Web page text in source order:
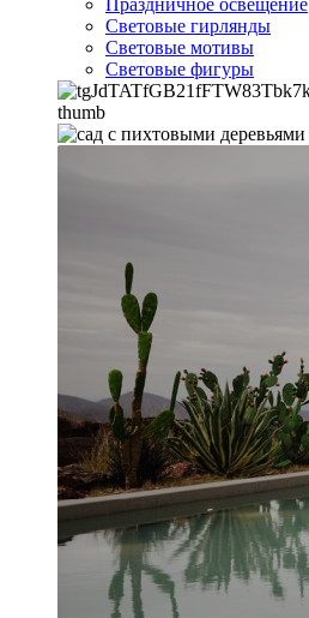
Праздничное освещение
Световые гирлянды
Световые мотивы
Световые фигуры